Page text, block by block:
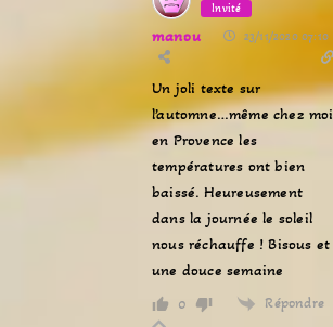
Invité
manou 23/11/2020 07:10
Un joli texte sur
l’automne…même chez moi
en Provence les
températures ont bien
baissé. Heureusement
dans la journée le soleil
nous réchauffe ! Bisous et
une douce semaine
0 Répondre